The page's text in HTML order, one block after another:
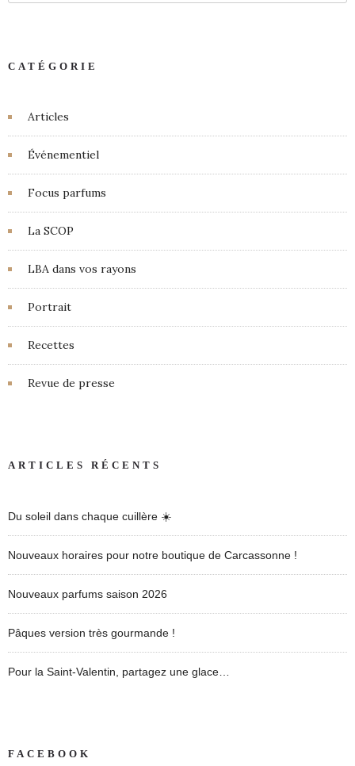
CATÉGORIE
Articles
Événementiel
Focus parfums
La SCOP
LBA dans vos rayons
Portrait
Recettes
Revue de presse
ARTICLES RÉCENTS
Du soleil dans chaque cuillère ☀️
Nouveaux horaires pour notre boutique de Carcassonne !
Nouveaux parfums saison 2026
Pâques version très gourmande !
Pour la Saint-Valentin, partagez une glace…
FACEBOOK